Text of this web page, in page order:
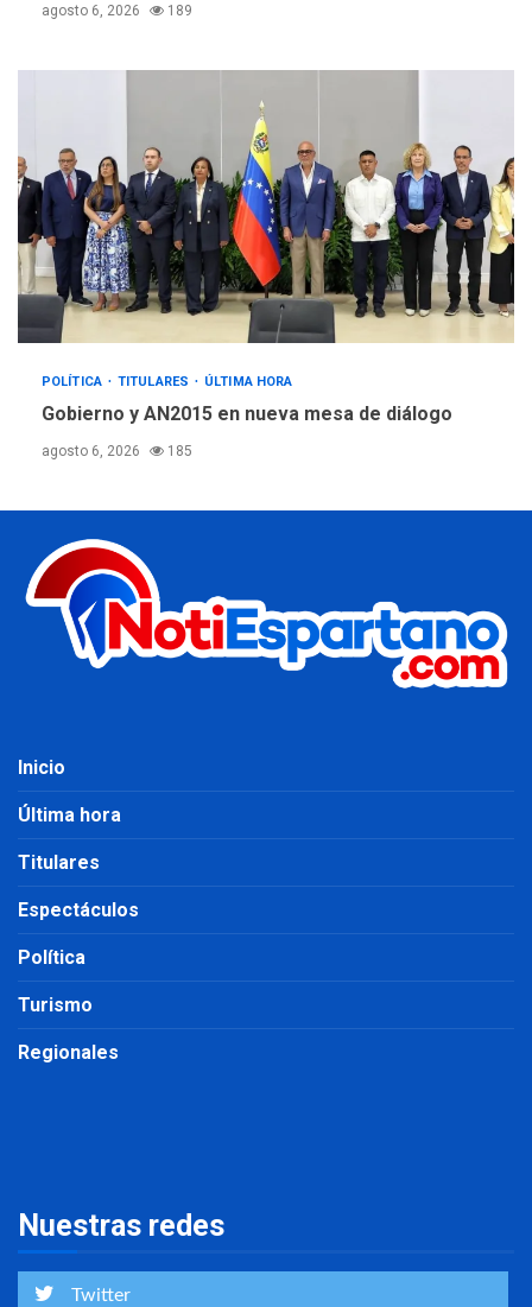
agosto 6, 2026 189
POLÍTICA TITULARES ÚLTIMA HORA
Gobierno y AN2015 en nueva mesa de diálogo
agosto 6, 2026 185
Inicio
Última hora
Titulares
Espectáculos
Política
Turismo
Regionales
Nuestras redes
Twitter